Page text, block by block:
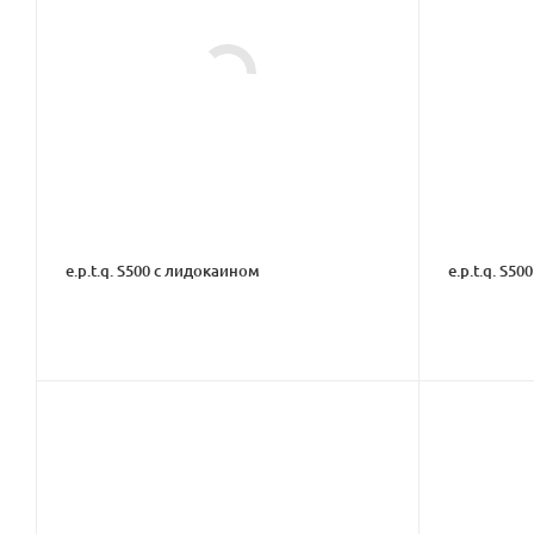
e.p.t.q. S500 с лидокаином e.p.t.q. S500